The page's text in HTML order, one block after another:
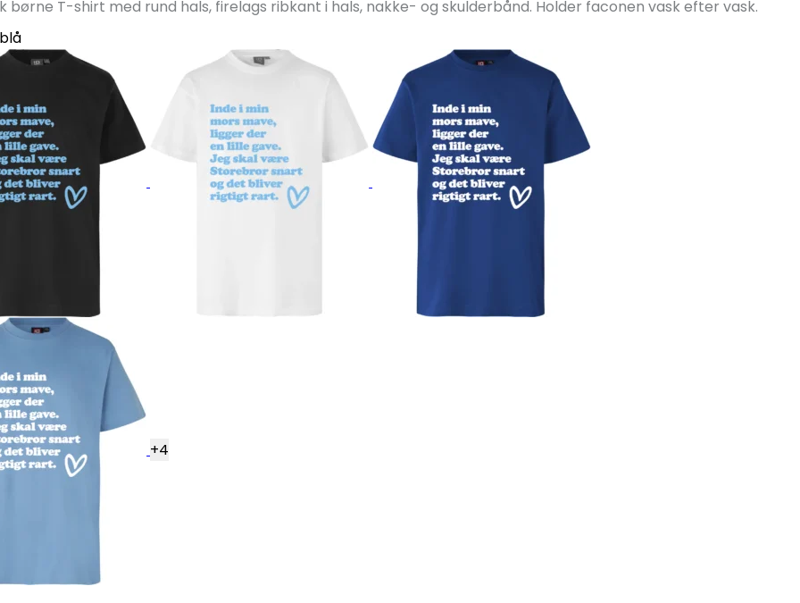
børne T-shirt med rund hals, firelags ribkant i hals, nakke- og skulderbånd. Holder faconen vask efter vask.
+4